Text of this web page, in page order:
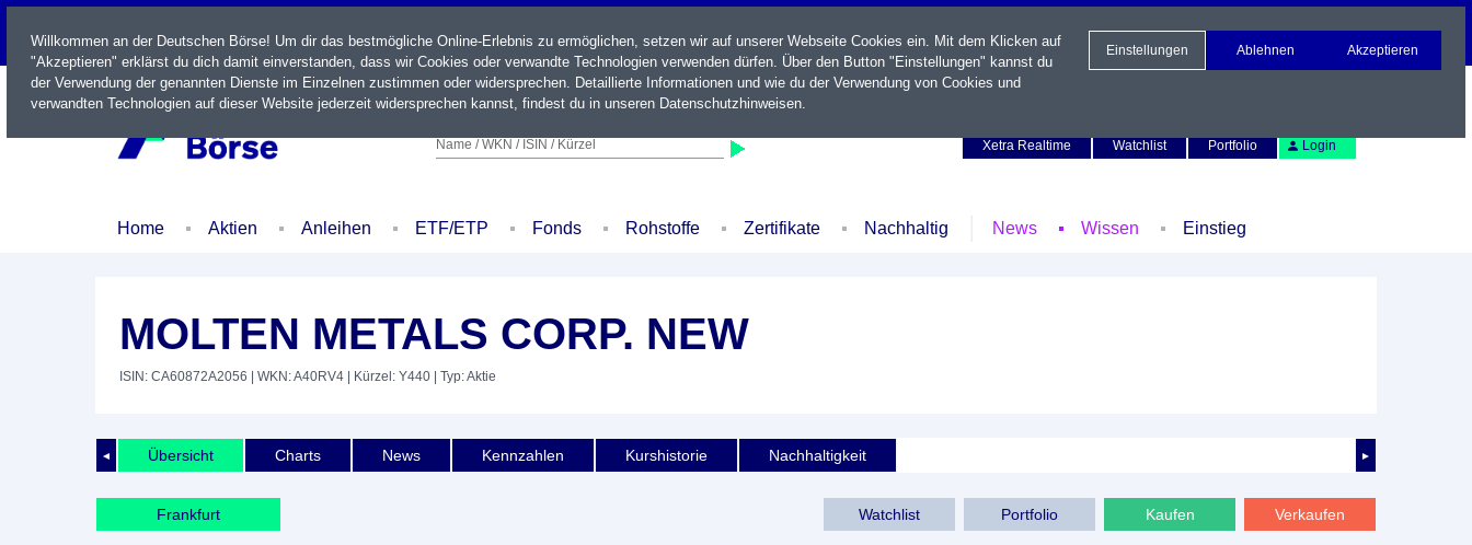
LIVE
Name / WKN / ISIN / Kürzel
Xetra Realtime
Watchlist Portfolio Login
Home Aktien Anleihen ETF/ETP Fonds Rohstoffe Zertifikate Nachhaltig News Wissen Einstieg
MOLTEN METALS CORP. NEW
ISIN: CA60872A2056 | WKN: A40RV4 | Kürzel: Y440 | Typ: Aktie
◄ ►
Übersicht Charts News Kennzahlen Kurshistorie Nachhaltigkeit
Frankfurt Watchlist Portfolio Kaufen Verkaufen
Willkommen an der Deutschen Börse! Um dir das bestmögliche Online-Erlebnis zu ermöglichen, setzen wir auf unserer Webseite Cookies ein. Mit dem Klicken auf
"Akzeptieren" erklärst du dich damit einverstanden, dass wir Cookies oder verwandte Technologien verwenden dürfen. Über den Button "Einstellungen" kannst du
der Verwendung der genannten Dienste im Einzelnen zustimmen oder widersprechen. Detaillierte Informationen und wie du der Verwendung von Cookies und
verwandten Technologien auf dieser Website jederzeit widersprechen kannst, findest du in unseren Datenschutzhinweisen.
Einstellungen Ablehnen Akzeptieren